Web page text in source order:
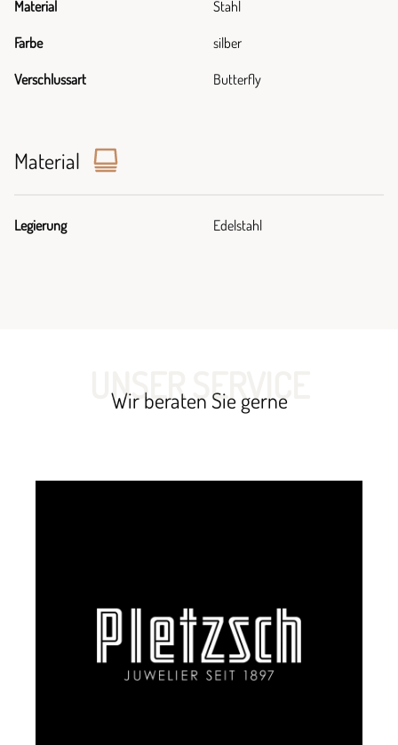
Material Stahl
Farbe silber
Verschlussart Butterfly
Material
Legierung Edelstahl
UNSER SERVICE
Wir beraten Sie gerne